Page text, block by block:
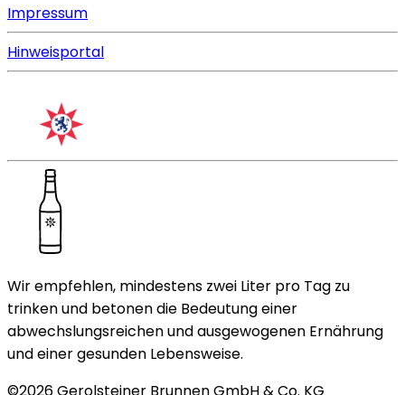
Impressum
Hinweisportal
Wir empfehlen, mindestens zwei Liter pro Tag zu
trinken und betonen die Bedeutung einer
abwechslungsreichen und ausgewogenen Ernährung
und einer gesunden Lebensweise.